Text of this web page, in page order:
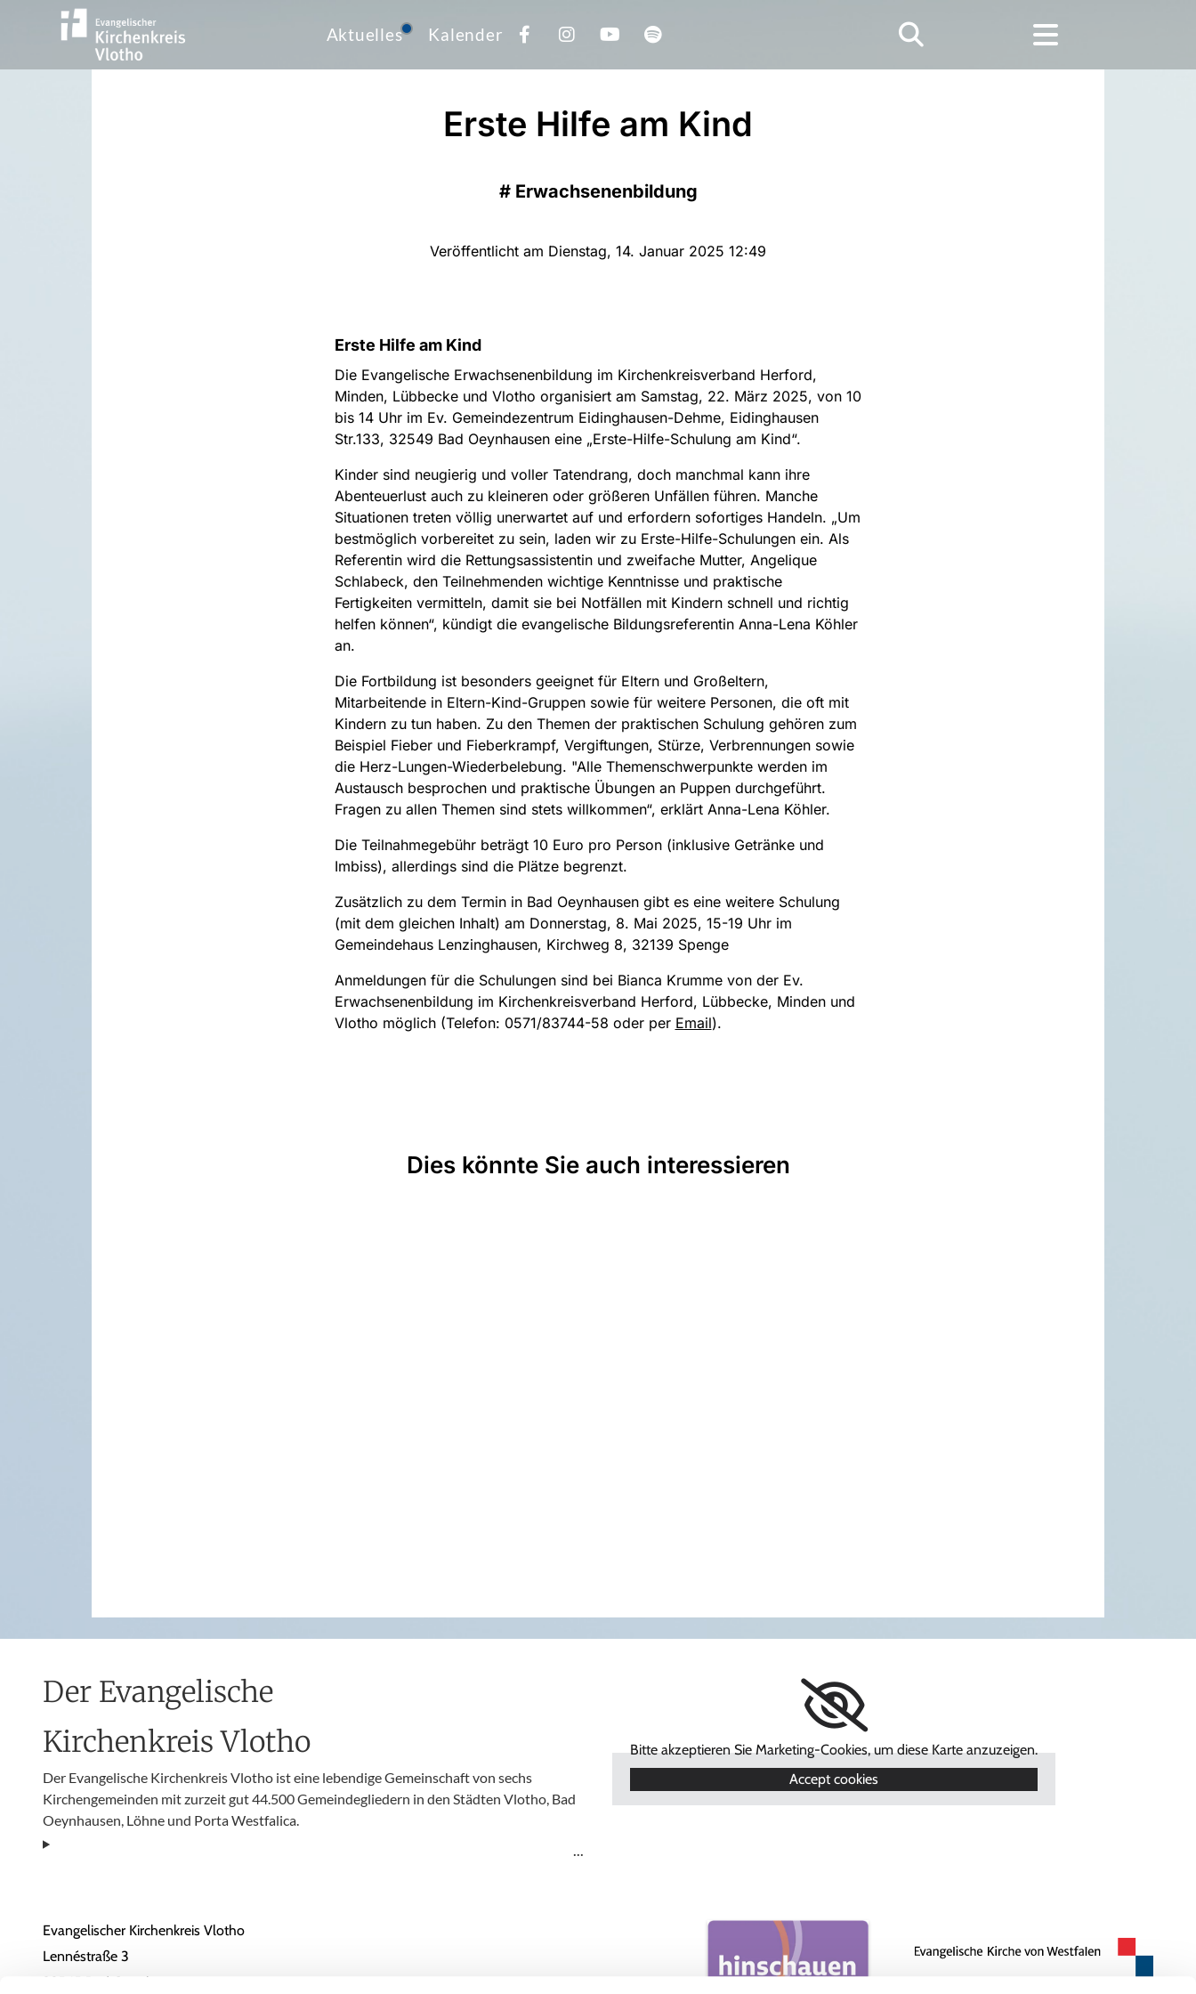
Aktuelles Kalender
Erste Hilfe am Kind
# Erwachsenenbildung
Veröffentlicht am Dienstag, 14. Januar 2025 12:49
Erste Hilfe am Kind
Die Evangelische Erwachsenenbildung im Kirchenkreisverband Herford,
Minden, Lübbecke und Vlotho organisiert am Samstag, 22. März 2025, von 10
bis 14 Uhr im Ev. Gemeindezentrum Eidinghausen-Dehme, Eidinghausen
Str.133, 32549 Bad Oeynhausen eine „Erste-Hilfe-Schulung am Kind“.
Kinder sind neugierig und voller Tatendrang, doch manchmal kann ihre
Abenteuerlust auch zu kleineren oder größeren Unfällen führen. Manche
Situationen treten völlig unerwartet auf und erfordern sofortiges Handeln. „Um
bestmöglich vorbereitet zu sein, laden wir zu Erste-Hilfe-Schulungen ein. Als
Referentin wird die Rettungsassistentin und zweifache Mutter, Angelique
Schlabeck, den Teilnehmenden wichtige Kenntnisse und praktische
Fertigkeiten vermitteln, damit sie bei Notfällen mit Kindern schnell und richtig
helfen können“, kündigt die evangelische Bildungsreferentin Anna-Lena Köhler
an.
Die Fortbildung ist besonders geeignet für Eltern und Großeltern,
Mitarbeitende in Eltern-Kind-Gruppen sowie für weitere Personen, die oft mit
Kindern zu tun haben. Zu den Themen der praktischen Schulung gehören zum
Beispiel Fieber und Fieberkrampf, Vergiftungen, Stürze, Verbrennungen sowie
die Herz-Lungen-Wiederbelebung. "Alle Themenschwerpunkte werden im
Austausch besprochen und praktische Übungen an Puppen durchgeführt.
Fragen zu allen Themen sind stets willkommen“, erklärt Anna-Lena Köhler.
Die Teilnahmegebühr beträgt 10 Euro pro Person (inklusive Getränke und
Imbiss), allerdings sind die Plätze begrenzt.
Zusätzlich zu dem Termin in Bad Oeynhausen gibt es eine weitere Schulung
(mit dem gleichen Inhalt) am Donnerstag, 8. Mai 2025, 15-19 Uhr im
Gemeindehaus Lenzinghausen, Kirchweg 8, 32139 Spenge
Anmeldungen für die Schulungen sind bei Bianca Krumme von der Ev.
Erwachsenenbildung im Kirchenkreisverband Herford, Lübbecke, Minden und
Vlotho möglich (Telefon: 0571/83744-58 oder per Email).
Dies könnte Sie auch interessieren
Der Evangelische
Kirchenkreis Vlotho
Der Evangelische Kirchenkreis Vlotho ist eine lebendige Gemeinschaft von sechs
Kirchengemeinden mit zurzeit gut 44.500 Gemeindegliedern in den Städten Vlotho, Bad
Oeynhausen, Löhne und Porta Westfalica.
Bitte akzeptieren Sie Marketing-Cookies, um diese Karte anzuzeigen.
Accept cookies
Evangelischer Kirchenkreis Vlotho
Lennéstraße 3
32545 Bad Oeynhausen